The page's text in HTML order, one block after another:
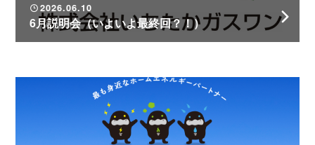
2026.06.10
6月説明会（いよいよ最終回？！）